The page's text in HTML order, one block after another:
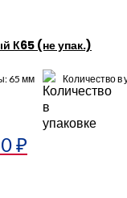
К65 (не упак.)
65 мм Количество в
₽